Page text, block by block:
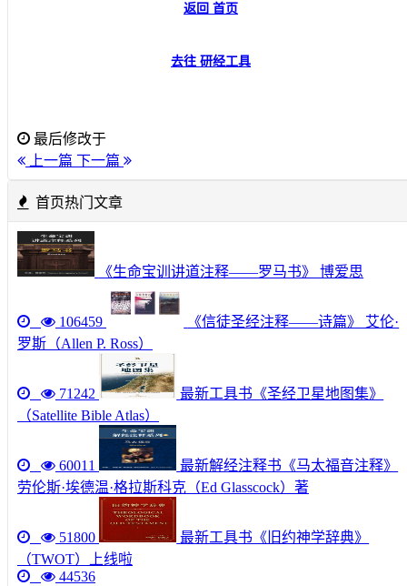
返回 首页
去往 研经工具
最后修改于
上一篇 下一篇
首页热门文章
《生命宝训讲道注释——罗马书》 博爱思
106459
《信徒圣经注释——诗篇》 艾伦·
罗斯（Allen P. Ross）
71242
最新工具书《圣经卫星地图集》
（Satellite Bible Atlas）
60011
最新解经注释书《马太福音注释》
劳伦斯·埃德温·格拉斯科克（Ed Glasscock）著
51800
最新工具书《旧约神学辞典》
（TWOT）上线啦
44536